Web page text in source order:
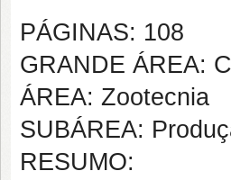
PÁGINAS: 108
GRANDE ÁREA:
ÁREA: Zootecnia
SUBÁREA:
RESUMO: